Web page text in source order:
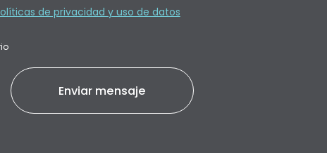
de privacidad y uso de datos